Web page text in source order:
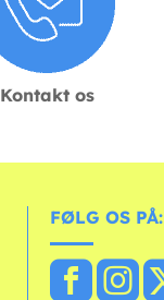
Kontakt os
FØLG OS PÅ: